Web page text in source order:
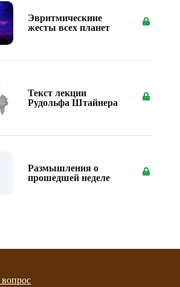
Эвритмическиие
жесты всех планет
Текст лекции
Рудольфа Штайнера
Размышления о
прошедшей неделе